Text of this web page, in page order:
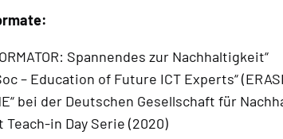
Spannendes zur Nachhaltigkeit“
– Education of Future ICT Experts“
bei der Deutschen Gesellschaft für
in Day Serie (2020)